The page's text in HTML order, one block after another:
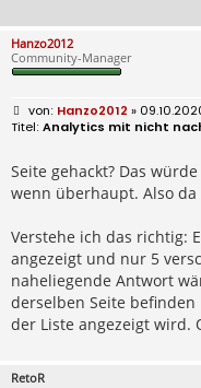
Hanzo2012
Community-Manager
B
e
r
a
g
Hanzo2012 »
Analytics mit nicht
Seite gehackt? Das
wenn überhaupt. Also
Verstehe ich das richtig:
angezeigt und nur 5
naheliegende Antwort
derselben Seite
der Liste angezeigt wird.
RetoR